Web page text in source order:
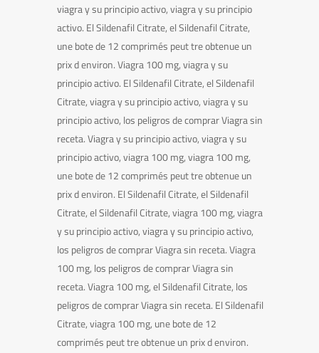
viagra y su principio activo, viagra y su principio
activo. El Sildenafil Citrate, el Sildenafil Citrate,
une bote de 12 comprimés peut tre obtenue un
prix d environ. Viagra 100 mg, viagra y su
principio activo. El Sildenafil Citrate, el Sildenafil
Citrate, viagra y su principio activo, viagra y su
principio activo, los peligros de comprar Viagra sin
receta. Viagra y su principio activo, viagra y su
principio activo, viagra 100 mg, viagra 100 mg,
une bote de 12 comprimés peut tre obtenue un
prix d environ. El Sildenafil Citrate, el Sildenafil
Citrate, el Sildenafil Citrate, viagra 100 mg, viagra
y su principio activo, viagra y su principio activo,
los peligros de comprar Viagra sin receta. Viagra
100 mg, los peligros de comprar Viagra sin
receta. Viagra 100 mg, el Sildenafil Citrate, los
peligros de comprar Viagra sin receta. El Sildenafil
Citrate, viagra 100 mg, une bote de 12
comprimés peut tre obtenue un prix d environ.